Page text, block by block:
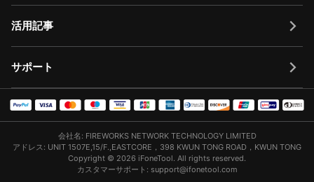
活用記事
サポート
会社名: FIREWORKS NETWORK TECHNOLOGY LIMITED
アドレス: UNIT 1507E,15/F.,EASTCORE，398 KWUN TONG ROAD，KWUN TONG
Copyright © 2026 iFoneTool. All rights reserved.
カスタマーサポート: support@ifonetool.com